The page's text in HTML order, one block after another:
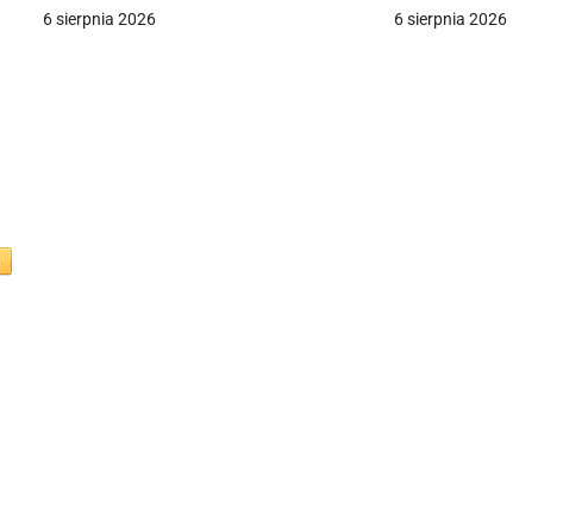
a
6 sierpnia 2026
sędziego”
6 sierpnia 2026